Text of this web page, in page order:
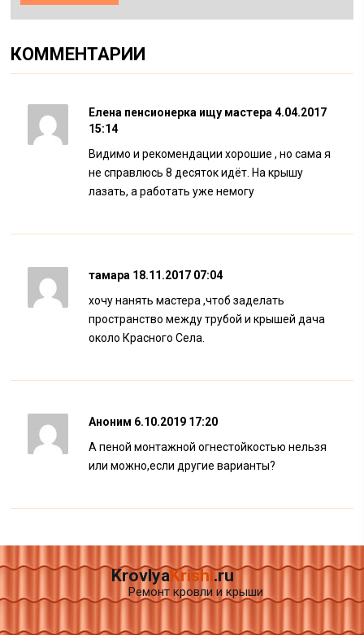
КОММЕНТАРИИ
Елена пенсионерка ищу мастера 4.04.2017
15:14
Видимо и рекомендации хорошие , но сама я
не справлюсь 8 десяток идёт. На крышу
лазать, а работать уже немогу
тамара 18.11.2017 07:04
хочу нанять мастера ,чтоб заделать
пространство между трубой и крышей дача
около Красного Села.
Аноним 6.10.2019 17:20
А пеной монтажной огнестойкостью нельзя
или можно,если другие варианты?
KrovlyaKrishi.ru
Ремонт кровли и крыши